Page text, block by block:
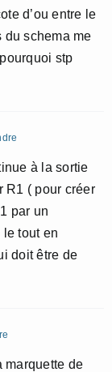
d’ou entre le
du schema me
stp
à la sortie
R1 ( pour créer
par un
le tout en
doit être de
marquette de